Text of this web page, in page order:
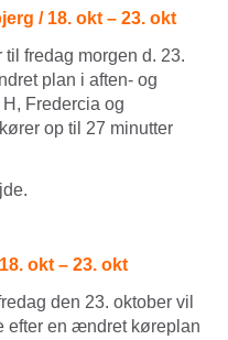
/ 18. okt – 23. okt
fredag morgen d. 23.
plan i aften- og
Fredercia og
op til 27 minutter
okt – 23. okt
den 23. oktober vil
efter en ændret køreplan